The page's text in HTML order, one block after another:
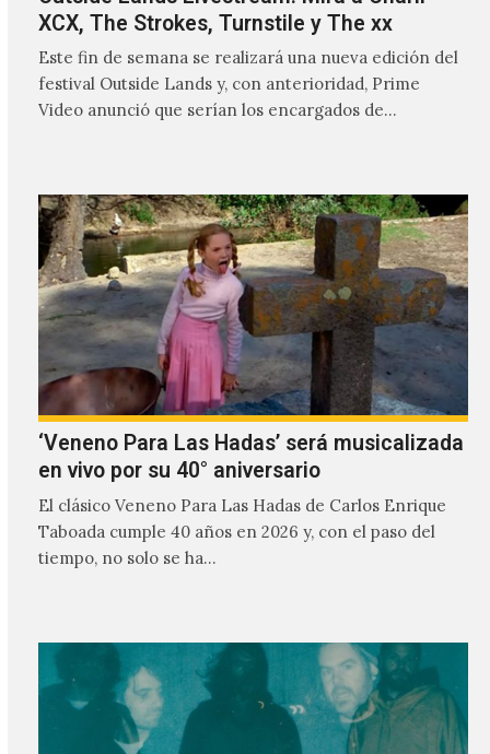
XCX, The Strokes, Turnstile y The xx
Este fin de semana se realizará una nueva edición del
festival Outside Lands y, con anterioridad, Prime
Video anunció que serían los encargados de
‘Veneno Para Las Hadas’ será musicalizada
en vivo por su 40° aniversario
El clásico Veneno Para Las Hadas de Carlos Enrique
Taboada cumple 40 años en 2026 y, con el paso del
tiempo, no solo se ha…